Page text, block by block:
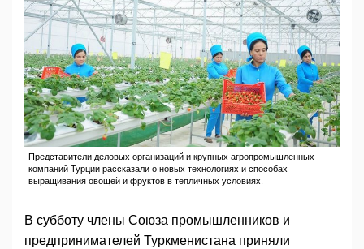
Представители деловых организаций и крупных агропромышленных
компаний Турции рассказали о новых технологиях и способах
выращивания овощей и фруктов в тепличных условиях.
В субботу члены Союза промышленников и
предпринимателей Туркменистана приняли